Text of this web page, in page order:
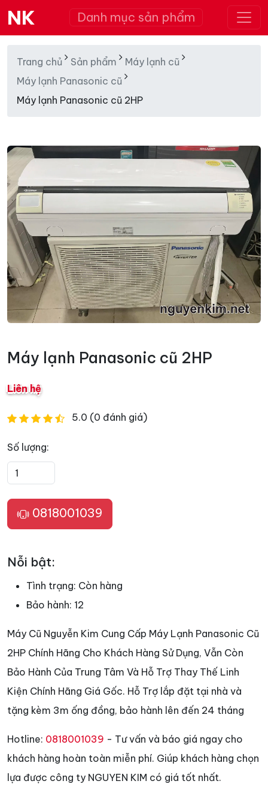
NK Danh mục sản phẩm
Trang chủ Sản phẩm
Máy lạnh cũ
Máy lạnh Panasonic cũ
Máy lạnh Panasonic cũ 2HP
Máy lạnh Panasonic cũ 2HP
Liên hệ
5.0 (0 đánh giá)
Số lượng:
0818001039
Nỗi bật:
Tình trạng: Còn hàng
Bảo hành: 12
Máy Cũ Nguyễn Kim Cung Cấp Máy Lạnh Panasonic Cũ
2HP Chính Hãng Cho Khách Hàng Sử Dụng, Vẫn Còn
Bảo Hành Của Trung Tâm Và Hỗ Trợ Thay Thế Linh
Kiện Chính Hãng Giá Gốc. Hỗ Trợ lắp đặt tại nhà và
tặng kèm 3m ống đồng, bảo hành lên đến 24 tháng
Hotline: 0818001039 - Tư vấn và báo giá ngay cho
khách hàng hoàn toàn miễn phí. Giúp khách hàng chọn
lựa được công ty NGUYEN KIM có giá tốt nhất.